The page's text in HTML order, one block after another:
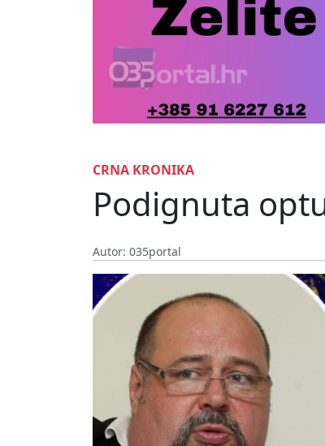
CRNA KRONIKA
Podignuta
Autor: 035portal